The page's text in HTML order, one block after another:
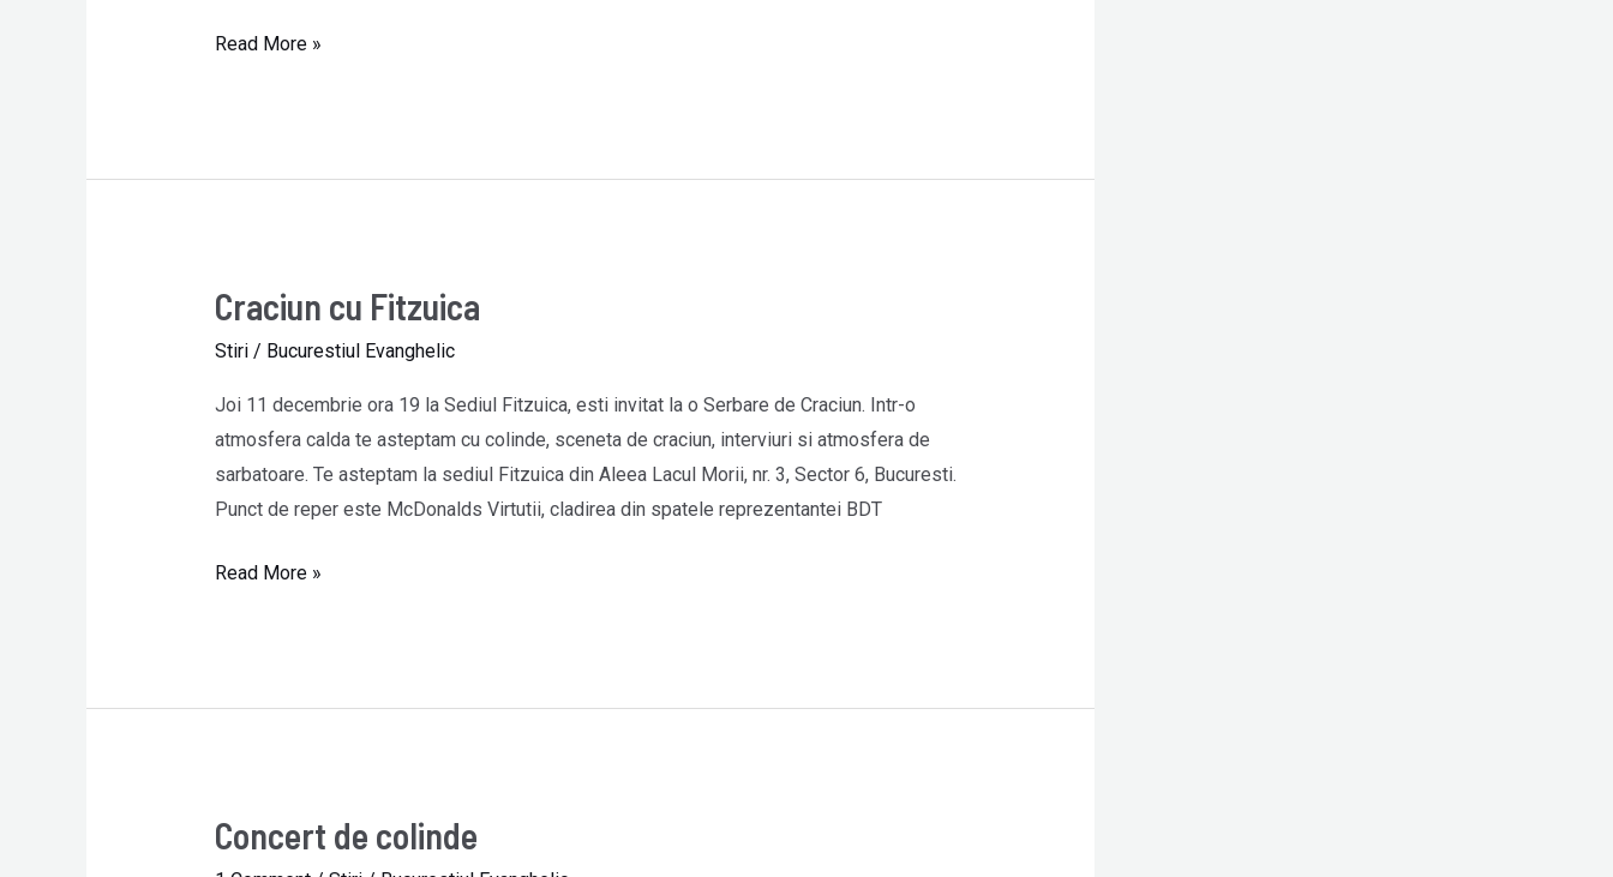
Read More »
Craciun cu Fitzuica
Stiri/ Bucurestiul Evanghelic
Joi 11 decembrie ora 19 la Sediul Fitzuica, esti invitat la o Serbare de Craciun. Intr-o
atmosfera calda te asteptam cu colinde, sceneta de craciun, interviuri si atmosfera de
sarbatoare. Te asteptam la sediul Fitzuica din Aleea Lacul Morii, nr. 3, Sector 6, Bucuresti.
Punct de reper este McDonalds Virtutii, cladirea din spatele reprezentantei BDT
Craciun
Read More »
Concert de colinde
Concert